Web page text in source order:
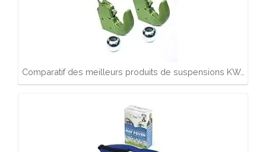
Comparatif des meilleurs produits de suspensions KW…